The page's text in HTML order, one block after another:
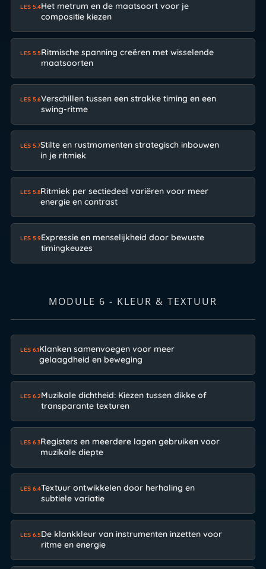
LES 5.4Het metrum en de maatsoort voor je
compositie kiezen
LES 5.5Ritmische spanning creëren met wisselende
maatsoorten
LES 5.6Verschillen tussen een strakke timing en een
swing-ritme
LES 5.7Stilte en rustmomenten strategisch inbouwen
in je ritmiek
LES 5.8Ritmiek per sectiedeel variëren voor meer
energie en contrast
LES 5.9Expressie en menselijkheid door bewuste
timingkeuzes
MODULE 6 - KLEUR & TEXTUUR
LES 6.1Klanken samenvoegen voor meer
gelaagdheid en beweging
LES 6.2Muzikale dichtheid: Kiezen tussen dikke of
transparante texturen
LES 6.3Registers en meerdere lagen gebruiken voor
muzikale diepte
LES 6.4Textuur ontwikkelen door herhaling en
subtiele variatie
LES 6.5De klankkleur van instrumenten inzetten voor
ritme en energie